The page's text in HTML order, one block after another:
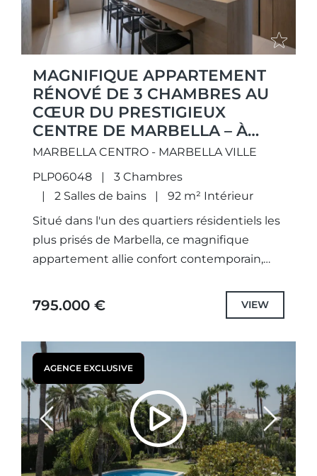
MAGNIFIQUE APPARTEMENT
RÉNOVÉ DE 3 CHAMBRES AU
CŒUR DU PRESTIGIEUX
CENTRE DE MARBELLA – À
QUELQUES PAS DE LA PLAGE
MARBELLA CENTRO - MARBELLA VILLE
PLP06048
3 Chambres
2 Salles de bains
92 m² Intérieur
Situé dans l'un des quartiers résidentiels les
plus prisés de Marbella, ce magnifique
appartement allie confort contemporain,
quelques pas seulement de la plage, des
795.000 € VIEW
Previous Next
AGENCE EXCLUSIVE